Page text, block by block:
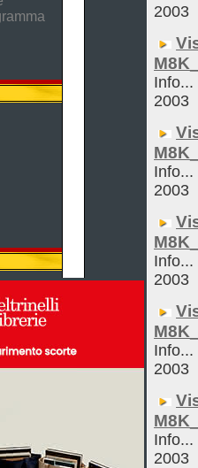
2003
Info...
2003
Info...
2003
Info...
2003
Info...
2003
Info...
2003